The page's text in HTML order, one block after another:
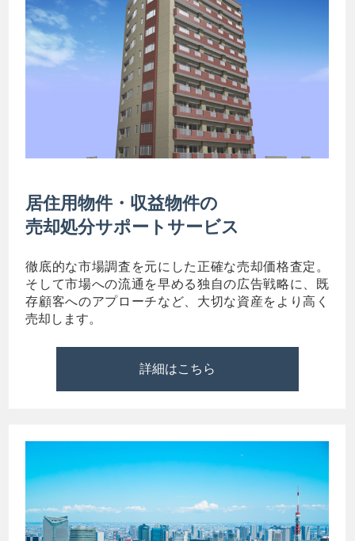
居住用物件・収益物件の
売却処分サポートサービス
徹底的な市場調査を元にした正確な売却価格査定。
そして市場への流通を早める独自の広告戦略に、既
存顧客へのアプローチなど、大切な資産をより高く
売却します。
詳細はこちら